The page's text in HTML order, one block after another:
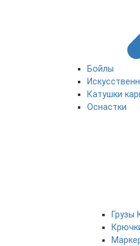
Бойлы
Катушки
Оснастки
Грузы